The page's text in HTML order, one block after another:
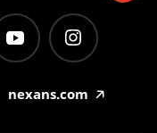
nexans.com 🡥